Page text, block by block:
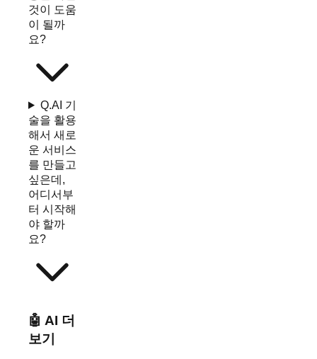
것이 도움
이 될까
요?
Q.AI 기
술을 활용
해서 새로
운 서비스
를 만들고
싶은데,
어디서부
터 시작해
야 할까
요?
🤖 AI 더
보기